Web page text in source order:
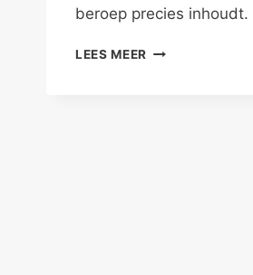
beroep precies inhoudt.
LEES MEER ZIE